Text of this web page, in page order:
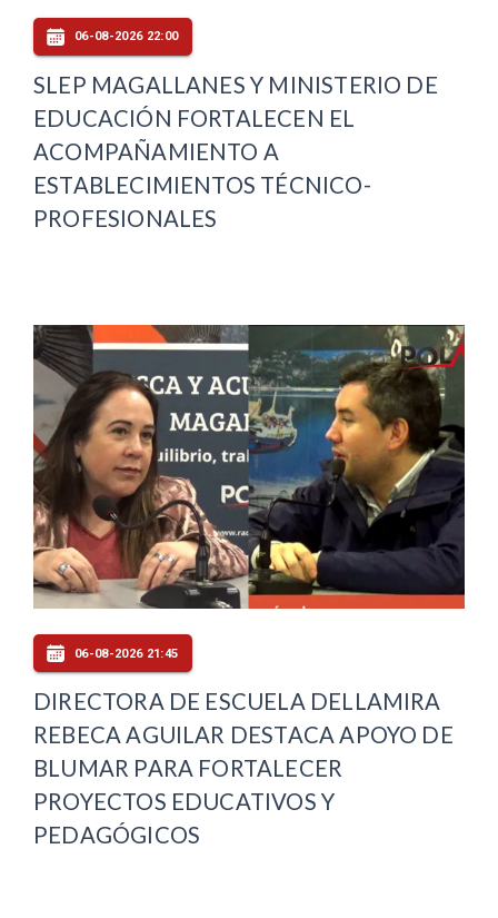
06-08-2026 22:00
SLEP MAGALLANES Y MINISTERIO DE
EDUCACIÓN FORTALECEN EL
ACOMPAÑAMIENTO A
ESTABLECIMIENTOS TÉCNICO-
PROFESIONALES
06-08-2026 21:45
DIRECTORA DE ESCUELA DELLAMIRA
REBECA AGUILAR DESTACA APOYO DE
BLUMAR PARA FORTALECER
PROYECTOS EDUCATIVOS Y
PEDAGÓGICOS